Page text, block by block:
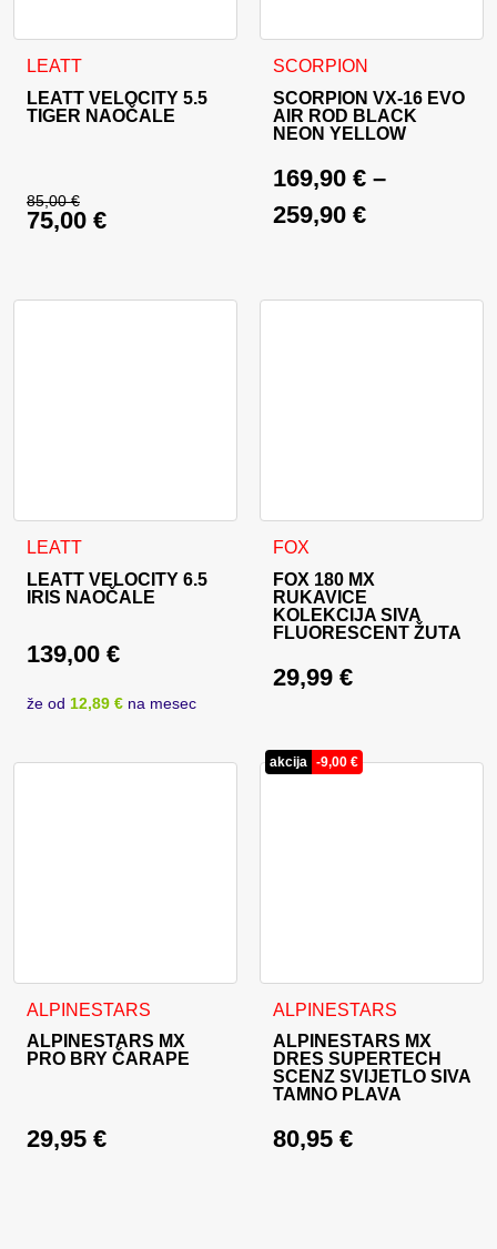
LEATT
LEATT VELOCITY 5.5
TIGER NAOČALE
85,00€
Izvorna cijena bila je: 85,00 €.
75,00 €
SCORPION
SCORPION VX-16 EVO
AIR ROD BLACK
NEON YELLOW
169,90 € –
259,90 €
Ovaj proizvod ima više
LEATT
LEATT VELOCITY 6.5
IRIS NAOČALE
139,00 €
že od 12,89 € na mesec
FOX
FOX 180 MX
RUKAVICE
KOLEKCIJA SIVA
FLUORESCENT ŽUTA
29,99 €
Ovaj proizvod ima više
ALPINESTARS
ALPINESTARS MX
PRO BRY ČARAPE
29,95 €
Ovaj proizvod ima više varijanti. Opcije se mogu odabrati
akcija -9,00 €
ALPINESTARS
ALPINESTARS MX
DRES SUPERTECH
SCENZ SVIJETLO SIVA
TAMNO PLAVA
80,95 €
Ovaj proizvod ima više